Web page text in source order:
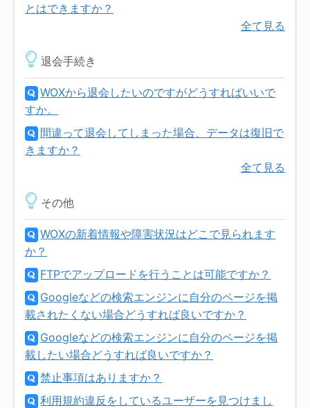
とはできますか？
全て見る
退会手続き
WOXから退会したいのですがどうすればいいで
すか。
間違って退会してしまった場合、データは復旧で
きますか？
全て見る
その他
WOXの新着情報や障害状況はどこで見られます
か？
FTPでアップロードを行うことは可能ですか？
Googleなどの検索エンジンに自分のページを掲
載されたくない場合どうすれば良いですか？
Googleなどの検索エンジンに自分のページを掲
載したい場合どうすれば良いですか？
禁止事項はありますか？
利用規約違反をしているユーザーを見つけまし